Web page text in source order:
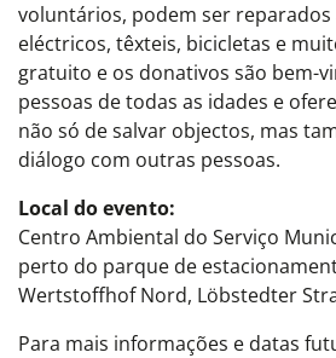
voluntários, podem ser reparados
eléctricos, têxteis, bicicletas e
gratuito e os donativos são bem-
pessoas de todas as idades e
não só de salvar objectos, mas
diálogo com outras pessoas.
Local do evento:
Centro Ambiental do Serviço
perto do parque de
Wertstoffhof Nord, Löbstedter
Para mais informações e datas